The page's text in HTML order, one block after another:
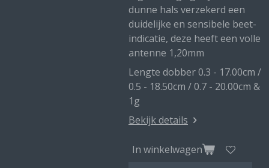
dunne hals verzekerd een
duidelijke en sensibele beet-
indicatie, deze heeft een volle
antenne 1,20mm
Lengte dobber 0.3 - 17.00cm /
0.5 - 18.50cm / 0.7 - 20.00cm &
1g
Bekijk details
In winkelwagen